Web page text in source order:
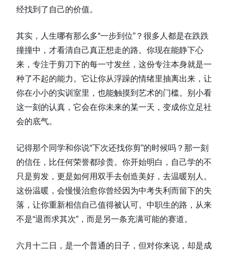
经找到了自己的价值。
其实，人生哪有那么多“一步到位”？很多人都是在跌跌
撞撞中，才看清自己真正想走的路。你现在能静下心
来，专注于剪刀下的每一寸发丝，这份专注本身就是一
种了不起的能力。它让你从浮躁的情绪里抽离出来，让
你在小小的实训室里，也能触摸到艺术的门槛。别小看
这一刻的认真，它会在你未来的某一天，变成你立足社
会的底气。
记得那个同学和你说“下次还找你剪”的时候吗？那一刻
的信任，比任何荣誉都珍贵。你开始明白，自己学的不
只是剪发，更是如何用双手去创造美好，去温暖别人。
这份温暖，会慢慢治愈你曾经因为中考失利而留下的失
落，让你重新相信自己值得被认可。中职生的路，从来
不是“退而求其次”，而是另一条充满可能的赛道。
六月十二日，是一个普通的日子，但对你来说，却是成